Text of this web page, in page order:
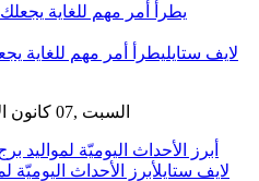
يطرأ أمر مهم للغاية
GMT 08:34 2019 السبت ,07 كانون الأول / ديسمبر
أبرز الأحداث اليوميّة لمواليد